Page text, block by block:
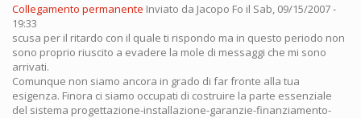
Collegamento permanente Inviato da Jacopo Fo il Sab, 09/15/2007 -
19:33
scusa per il ritardo con il quale ti rispondo ma in questo periodo non
sono proprio riuscito a evadere la mole di messaggi che mi sono
arrivati.
Comunque non siamo ancora in grado di far fronte alla tua
esigenza. Finora ci siamo occupati di costruire la parte essenziale
del sistema progettazione-installazione-garanzie-finanziamento-